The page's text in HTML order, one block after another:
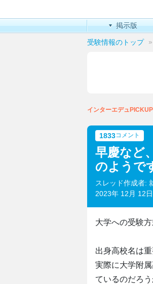
掲示版
受験情報のトップ
インターエデュPICKUP
1833コメント
早慶など
のようで
スレッド作成者:
2023年 12月 12
大学への受験
出身高校名は
実際に大学附
ているのだろう